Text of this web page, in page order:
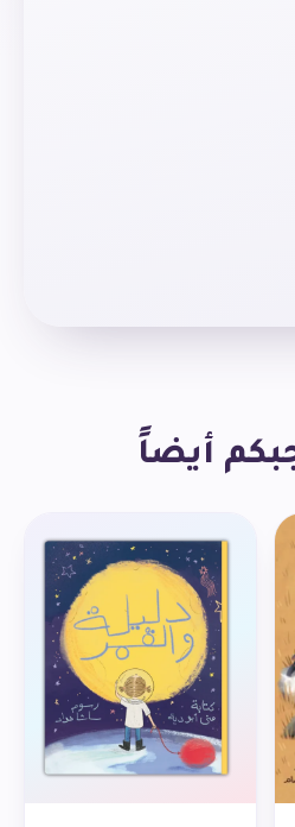
هذه القصص مُرتكزينَ على
الكتاب، وَيمّكنونَهم مِن تَنمِية
الجديدة، وإثراء المخزون
أيضاً